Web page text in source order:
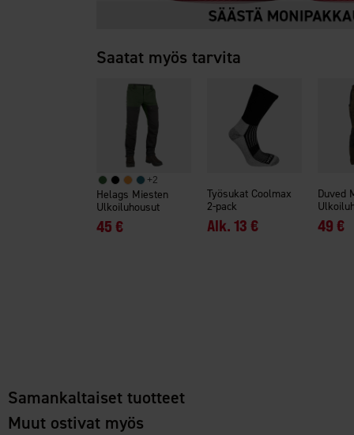
Saatat myös tarvita
+2
Helags Miesten
Ulkoiluhousut
45 €
Työsukat Coolmax
2-pack
Alk. 13 €
Duved
49 €
Samankaltaiset tuotteet
Muut ostivat myös